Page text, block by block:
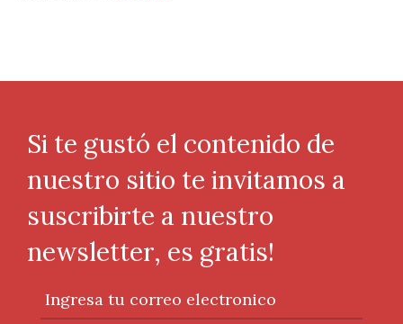
Si te gustó el contenido de
nuestro sitio te invitamos a
suscribirte a nuestro
newsletter, es gratis!
Ingresa tu correo electronico